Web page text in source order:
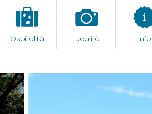
Ospitalità Località Info